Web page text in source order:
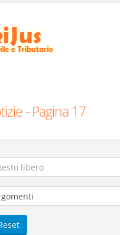
- Pagina 17